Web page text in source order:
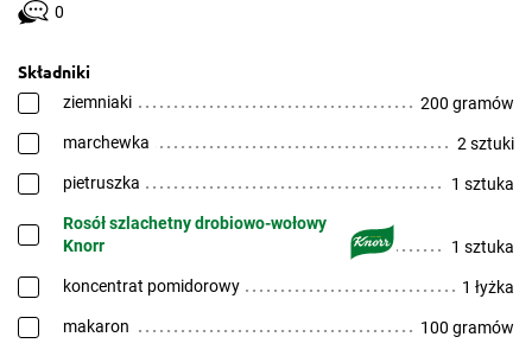
0
Składniki
ziemniaki 200 gramów
marchewka 2 sztuki
pietruszka 1 sztuka
Rosół szlachetny drobiowo-wołowy
Knorr
1 sztuka
koncentrat pomidorowy 1 łyżka
makaron 100 gramów